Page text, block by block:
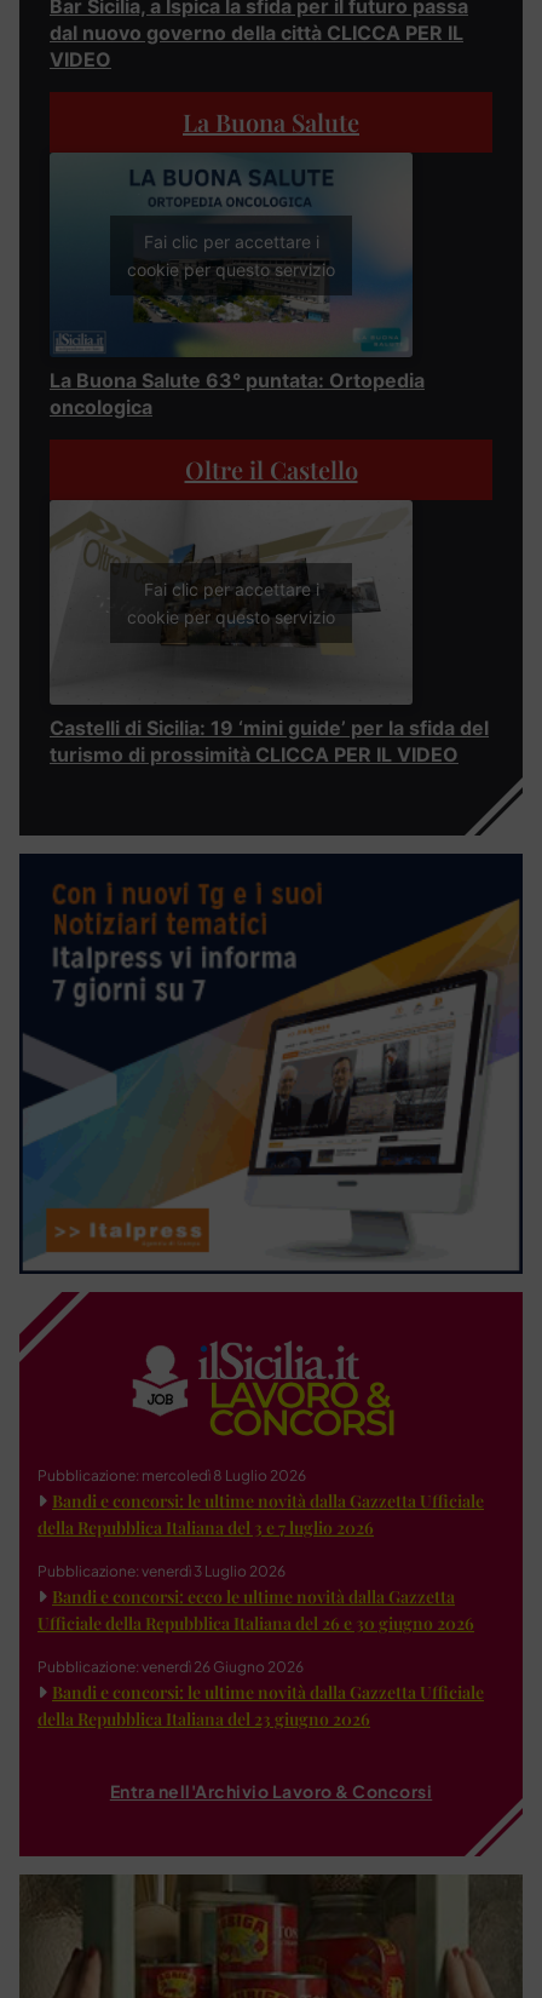
Bar Sicilia, a Ispica la sfida per il futuro passa
dal nuovo governo della città CLICCA PER IL
VIDEO
La Buona Salute
Fai clic per accettare i
cookie per questo servizio
La Buona Salute 63° puntata: Ortopedia
oncologica
Oltre il Castello
Fai clic per accettare i
cookie per questo servizio
Castelli di Sicilia: 19 ‘mini guide’ per la sfida del
turismo di prossimità CLICCA PER IL VIDEO
Pubblicazione: mercoledì 8 Luglio 2026
Bandi e concorsi: le ultime novità dalla Gazzetta Ufficiale
della Repubblica Italiana del 3 e 7 luglio 2026
Pubblicazione: venerdì 3 Luglio 2026
Bandi e concorsi: ecco le ultime novità dalla Gazzetta
Ufficiale della Repubblica Italiana del 26 e 30 giugno 2026
Pubblicazione: venerdì 26 Giugno 2026
Bandi e concorsi: le ultime novità dalla Gazzetta Ufficiale
della Repubblica Italiana del 23 giugno 2026
Entra nell'Archivio Lavoro & Concorsi